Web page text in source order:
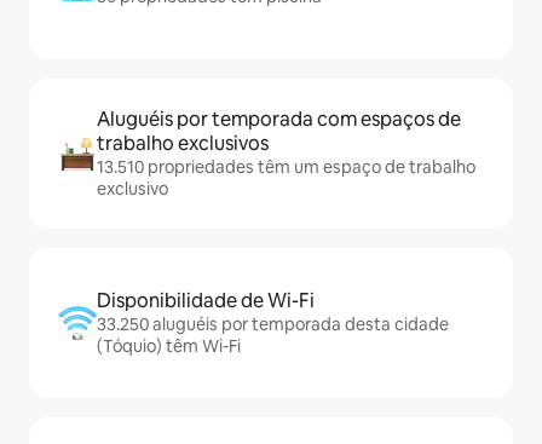
Aluguéis por temporada com espaços de
trabalho exclusivos
13.510 propriedades têm um espaço de trabalho
exclusivo
Disponibilidade de Wi-Fi
33.250 aluguéis por temporada desta cidade
(Tóquio) têm Wi-Fi